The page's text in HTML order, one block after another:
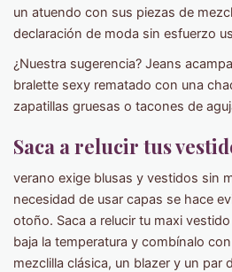
un atuendo con sus piezas de
declaración de moda sin esfuerzo
¿Nuestra sugerencia? Jeans
bralette sexy rematado con una
zapatillas gruesas o tacones de
Saca a relucir tus
verano exige blusas y vestidos sin
necesidad de usar capas se hace
otoño. Saca a relucir tu maxi
baja la temperatura y combínalo
mezclilla clásica, un blazer y un par